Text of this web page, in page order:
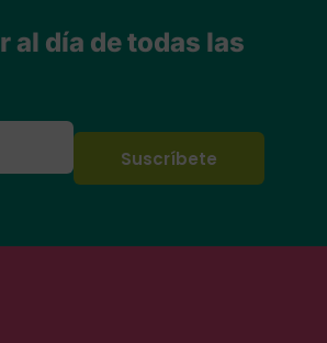
al día de todas las